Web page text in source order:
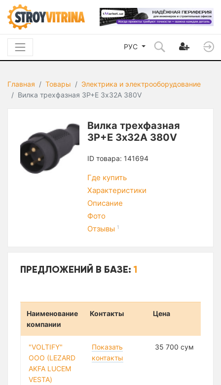
РУС
Главная Товары
Электрика и электрооборудование
Вилка трехфазная 3Р+Е 3х32А 380V
Вилка трехфазная
3Р+Е 3х32А 380V
ID товара: 141694
Где купить
Характеристики
Описание
Фото
Отзывы 1
ПРЕДЛОЖЕНИЙ В БАЗЕ:1
Наименование
компании
Контакты Цена
"VOLTIFY"
ООО (LEZARD
AKFA LUCEM
VESTA)
Показать
контакты
35 700 сум